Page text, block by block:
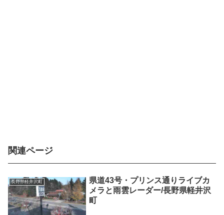
関連ページ
長野県軽井沢町
県道43号・プリンス通りライブカ
メラと雨雲レーダー/長野県軽井沢
町